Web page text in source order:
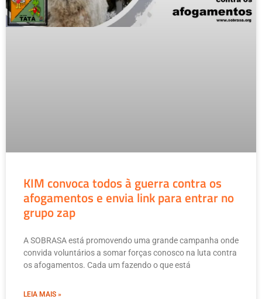
KIM convoca todos à guerra contra os
afogamentos e envia link para entrar no
grupo zap
A SOBRASA está promovendo uma grande campanha onde
convida voluntários a somar forças conosco na luta contra
os afogamentos. Cada um fazendo o que está
LEIA MAIS »